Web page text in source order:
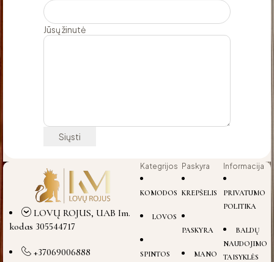
Jūsų žinutė
Kategrijos
KOMODOS
LOVOS
SPINTOS
Paskyra
KREPŠELIS
PASKYRA
MANO
Informacija
PRIVATUMO
POLITIKA
BALDŲ
NAUDOJIMO
TAISYKLĖS
LOVŲ ROJUS, UAB Im.
kodas 305544717
+37069006888